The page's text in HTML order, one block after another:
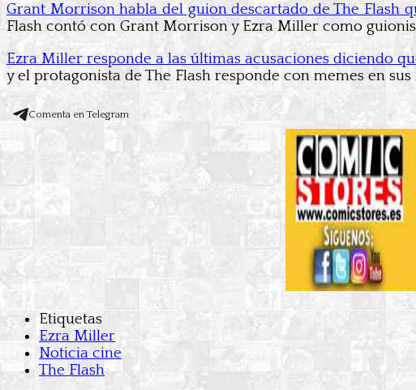
Grant Morrison habla del guion descartado de The Flash
Flash contó con Grant Morrison y Ezra Miller como
Ezra Miller responde a las últimas acusaciones diciendo
y el protagonista de The Flash responde con memes en sus
Comenta en Telegram
Etiquetas
Ezra Miller
Noticia cine
The Flash